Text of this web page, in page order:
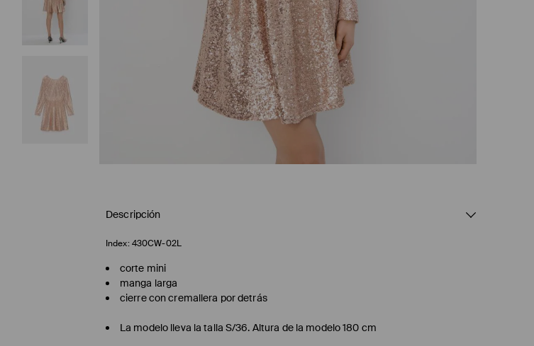
Descripción
Index: 430CW-02L
corte mini
manga larga
cierre con cremallera por detrás
La modelo lleva la talla S/36. Altura de la modelo 180 cm